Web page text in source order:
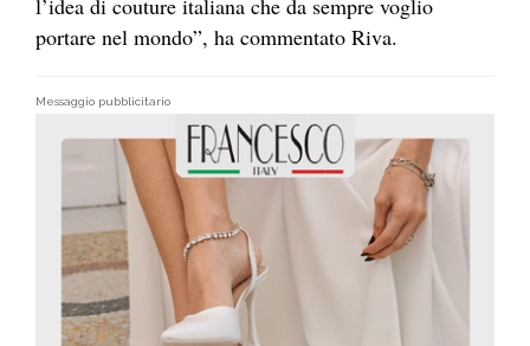
l’idea di couture italiana che da sempre voglio
portare nel mondo”, ha commentato Riva.
Messaggio pubblicitario